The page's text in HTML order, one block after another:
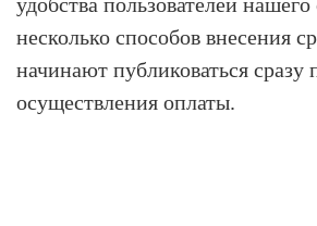
несколько способов внесения
начинают публиковаться сразу
осуществления оплаты.